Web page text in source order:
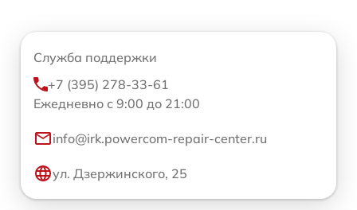
Служба поддержки
+7 (395) 278-33-61
Ежедневно с 9:00 до 21:00
info@irk.powercom-repair-center.ru
ул. Дзержинского, 25